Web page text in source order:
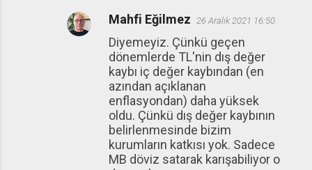
Mahfi Eğilmez 26 Aralık 2021 16:50
Diyemeyiz. Çünkü geçen
dönemlerde TL'nin dış değer
kaybı iç değer kaybından (en
azından açıklanan
enflasyondan) daha yüksek
oldu. Çünkü dış değer kaybının
belirlenmesinde bizim
kurumların katkısı yok. Sadece
MB döviz satarak karışabiliyor o